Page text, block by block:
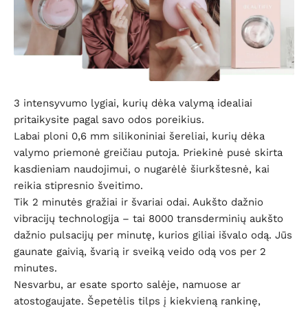
3 intensyvumo lygiai, kurių dėka valymą idealiai
pritaikysite pagal savo odos poreikius.
Labai ploni 0,6 mm silikoniniai šereliai, kurių dėka
valymo priemonė greičiau putoja. Priekinė pusė skirta
kasdieniam naudojimui, o nugarėlė šiurkštesnė, kai
reikia stipresnio šveitimo.
Tik 2 minutės gražiai ir švariai odai. Aukšto dažnio
vibracijų technologija – tai 8000 transderminių aukšto
dažnio pulsacijų per minutę, kurios giliai išvalo odą. Jūs
gaunate gaivią, švarią ir sveiką veido odą vos per 2
minutes.
Nesvarbu, ar esate sporto salėje, namuose ar
atostogaujate. Šepetėlis tilps į kiekvieną rankinę,